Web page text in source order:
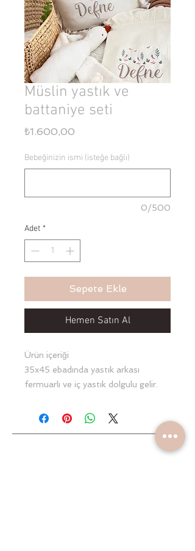
Müslin yastık ve
battaniye seti
₺1.600,00
Bebeğinizin ismi (isteğe bağlı)
0/500
Adet *
Sepete Ekle
Hemen Satın Al
Ürün içeriği
35x45 ebadında yastık arkası
fermuarlı ve iç yastık dolgulu gelir.
battaniye